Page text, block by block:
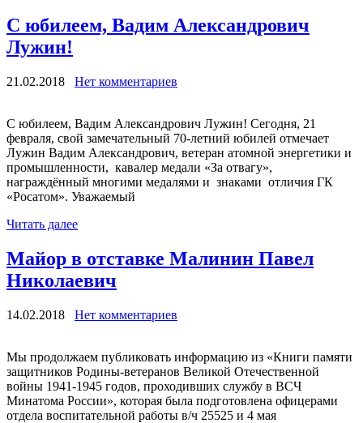
C юбилеем, Вадим Александрович
Лужин!
21.02.2018 Нет комментариев
C юбилеем, Вадим Александрович Лужин! Сегодня, 21
февраля, свой замечательный 70-летний юбилей отмечает
Лужин Вадим Александрович, ветеран атомной энергетики и
промышленности, кавалер медали «За отвагу»,
награждённый многими медалями и знаками отличия ГК
«Росатом». Уважаемый
Читать далее
Майор в отставке Малинин Павел
Николаевич
14.02.2018 Нет комментариев
Мы продолжаем публиковать информацию из «Книги памяти
защитников Родины-ветеранов Великой Отечественной
войны 1941-1945 годов, проходивших службу в ВСЧ
Минатома России», которая была подготовлена офицерами
отдела воспитательной работы в/ч 25525 и 4 мая